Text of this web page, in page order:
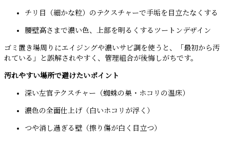
チリ目（細かな粒）のテクスチャーで手垢を目立たなくする
腰壁高さまで濃い色、上部を明るくするツートンデザイン
ゴミ置き場周りにエイジングや濃いサビ調を使うと、「最初から汚
れている」と誤解されやすく、管理組合が後悔しがちです。
汚れやすい場所で避けたいポイント
深い左官テクスチャー（蜘蛛の巣・ホコリの温床）
濃色の全面仕上げ（白いホコリが浮く）
つや消し過ぎる壁（擦り傷が白く目立つ）